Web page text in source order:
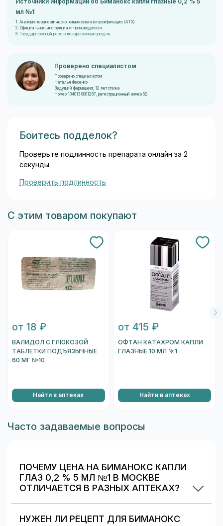
Источники информации об Биманокс капли глазные 0,2 % 5
мл №1
1. Анатомо-терапевтическо-химическая классификация (ATX)
2. Официальная инструкция от производителя
3.
Государственный реестр лекарственных средств
Проверено специалистом
Проверено специалистом
Наталья Фесенко
Ведущий фармацевт, 12 лет стажа
Номер 104013 0001267, регистрационный номер 52
Боитесь подделок?
Проверьте подлинность препарата онлайн за 2
секунды
Проверить подлинность
С этим товаром покупают
от 18 ₽
ВАЛИДОЛ С ГЛЮКОЗОЙ
ТАБЛЕТКИ ПОДЪЯЗЫЧНЫЕ
60 МГ №10
Найти в аптеках
от 415 ₽
ОФТАН КАТАХРОМ КАПЛИ
ГЛАЗНЫЕ 10 МЛ №1
Найти в аптеках
Часто задаваемые вопросы
ПОЧЕМУ ЦЕНА НА БИМАНОКС КАПЛИ
ГЛАЗ 0,2 % 5 МЛ №1 В МОСКВЕ
ОТЛИЧАЕТСЯ В РАЗНЫХ АПТЕКАХ?
разных аптек в Москве — выбирайте самое
НУЖЕН ЛИ РЕЦЕПТ ДЛЯ БИМАНОКС